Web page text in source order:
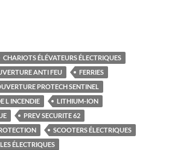
CHARIOTS ÉLÉVATEURS ÉLECTRIQUES
ANTI FEU
FERRIES
PROTECH SENTINEL
L INCENDIE
LITHIUM-ION
PREV SECURITE 62
SCOOTERS ÉLECTRIQUES
ÉLECTRIQUES